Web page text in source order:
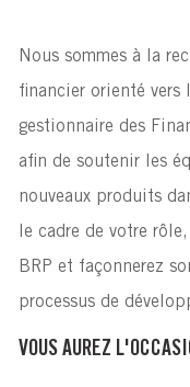
Nous sommes à la
financier orienté vers
gestionnaire des
afin de soutenir les
nouveaux produits
le cadre de votre
BRP et façonnerez
processus de
VOUS AUREZ